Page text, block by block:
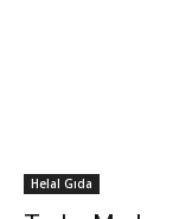
Helal Gıda